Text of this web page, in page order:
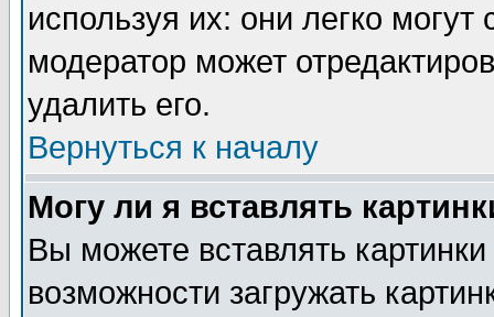
используя их: они легко
модератор может
удалить его.
Вернуться к началу
Могу ли я вставлять
Вы можете вставлять
возможности загружать